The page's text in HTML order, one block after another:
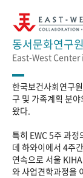
동서문화연구
East-West
한국보건사회연구
구 및 가족계획 분
왔다.
특히 EWC 5주 과
데 하와이에서 4주
연속으로 서울
와 사업견학과정을